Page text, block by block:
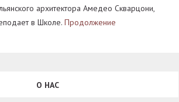
архитектора Амедео Скварцони,
в Школе. Продолжение
О НАС